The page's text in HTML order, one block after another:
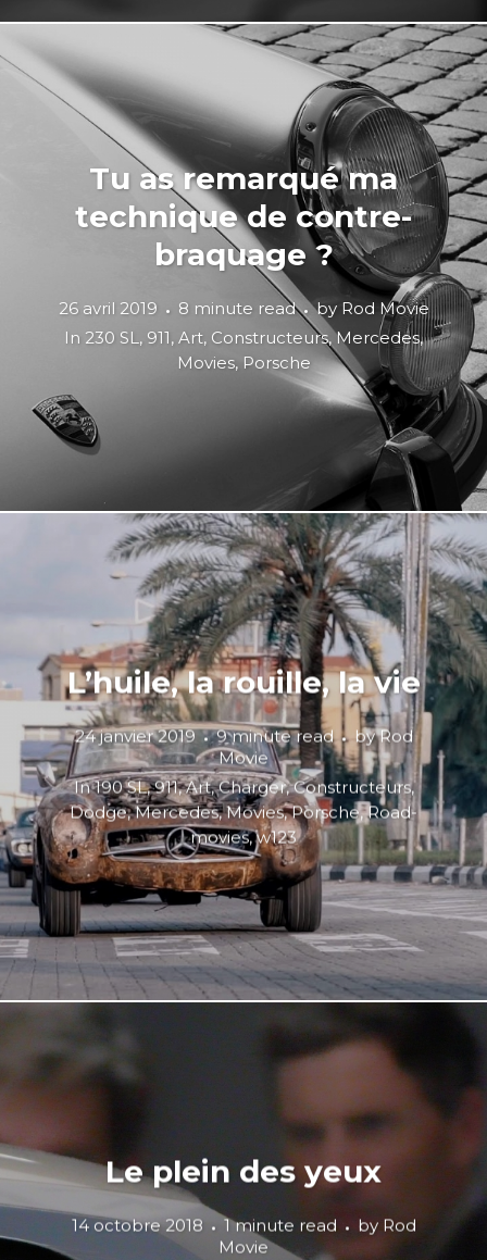
Tu as remarqué ma
technique de contre-
braquage ?
26 avril 2019 8 minute read by Rod Movie
In 230 SL, 911, Art, Constructeurs,Mercedes,
Movies, Porsche
L’huile, la rouille, la vie
24 janvier 2019 9 minute read byRod
Movie
In190 SL,911,Art,Charger,Constructeurs,
Dodge,Mercedes,Movies,Porsche,Road-
movies,w123
Le plein des yeux
14 octobre 2018 1 minute read by Rod
Movie